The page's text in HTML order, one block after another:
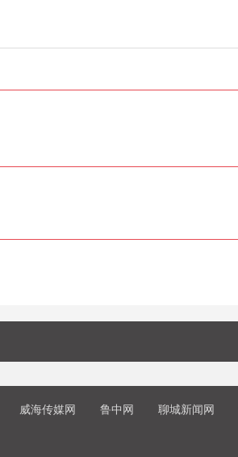
威海传媒网 鲁中网 聊城新闻网